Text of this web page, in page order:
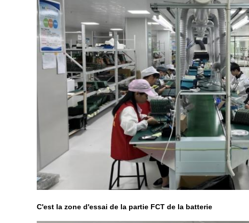
C'est la zone d'essai de la partie FCT de la batterie